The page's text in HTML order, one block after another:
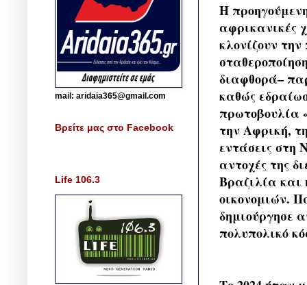
​Η
αφρικανικές
κλονίζουν
διαφθορά–
καθώς
πρωτοβουλία
την Αφρική,
εντάσεις στη
αντοχές της
Βραζιλία
οικονομιών.
δημιούργησε
πολυπολικό
mail: aridaia365@gmail.com
Βρείτε μας στο Facebook
Life 106.3